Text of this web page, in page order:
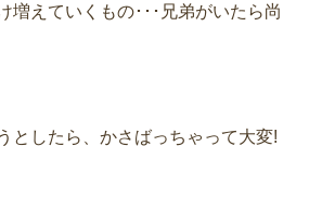
増えていくもの･･･兄弟がいたら尚
としたら、かさばっちゃって大変!